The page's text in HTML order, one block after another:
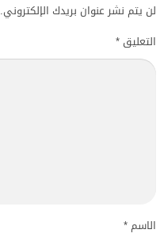
لن يتم نشر عنوان بريدك الإلكتروني.
التعليق *
الاسم*